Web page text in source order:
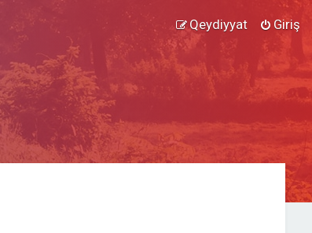
Giriş
Qeydiyyat